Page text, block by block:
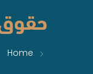
Home
حقوق